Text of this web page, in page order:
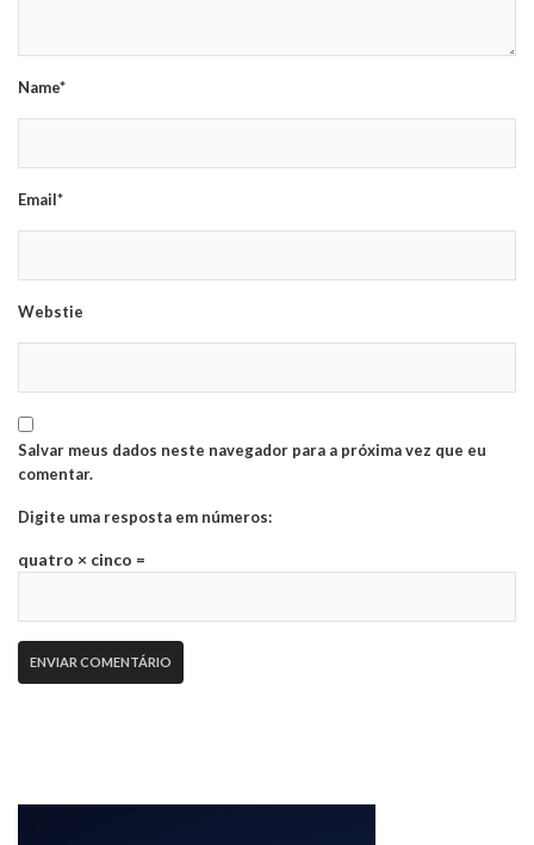
Name*
Email*
Webstie
Salvar meus dados neste navegador para a próxima vez que eu
comentar.
Digite uma resposta em números:
quatro × cinco =